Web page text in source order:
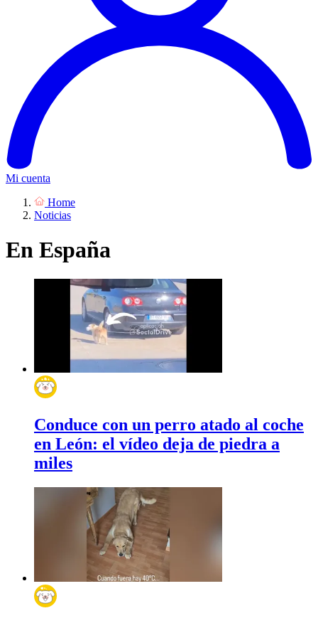
Mi cuenta
Home
Noticias
En España
Conduce con un perro atado al coche
en León: el vídeo deja de piedra a
miles